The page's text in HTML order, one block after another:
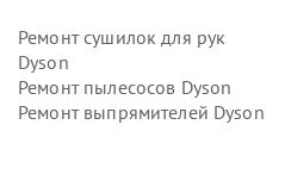
Ремонт сушилок для рук
Dyson
Ремонт пылесосов Dyson
Ремонт выпрямителей Dyson